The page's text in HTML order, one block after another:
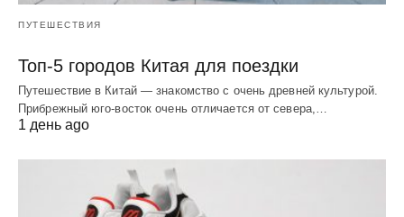
ПУТЕШЕСТВИЯ
Топ-5 городов Китая для поездки
Путешествие в Китай — знакомство с очень древней культурой.
Прибрежный юго-восток очень отличается от севера,…
1 день ago